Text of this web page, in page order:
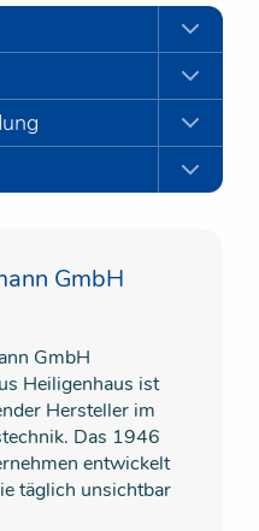
GmbH
GmbH
Heiligenhaus ist
Hersteller im
Das 1946
entwickelt
täglich unsichtbar